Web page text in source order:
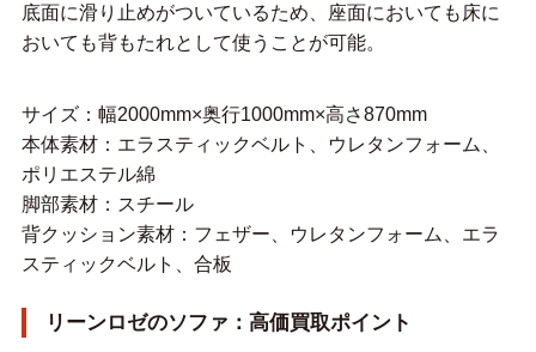
底面に滑り止めがついているため、座面においても床に
おいても背もたれとして使うことが可能。
サイズ：幅2000mm×奥行1000mm×高さ870mm
本体素材：エラスティックベルト、ウレタンフォーム、
ポリエステル綿
脚部素材：スチール
背クッション素材：フェザー、ウレタンフォーム、エラ
スティックベルト、合板
リーンロゼのソファ：高価買取ポイント